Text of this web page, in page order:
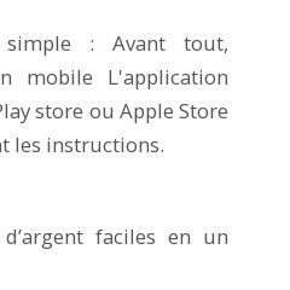
simple : Avant tout,
mobile L'application
store ou Apple Store
les instructions.
faciles en un